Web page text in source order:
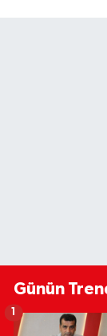
Günün